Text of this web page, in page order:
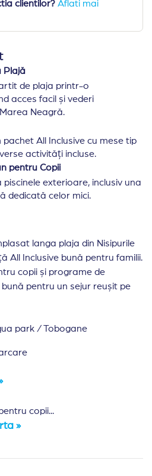
clientilor? Aflati mai
langa plaja din Nisipurile
All Inclusive bună pentru familii.
copii și programe de
pentru un sejur reușit pe
park / Tobogane
copii...
»
Plajă
de plaja printr-o
acces facil și vederi
Neagră.
All Inclusive cu mese tip
activități incluse.
pentru Copii
piscinele exterioare, inclusiv una
dedicată celor mici.